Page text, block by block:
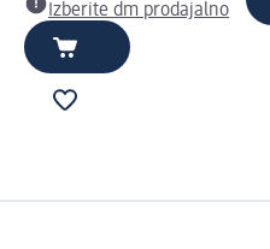
Izberite dm prodajalno